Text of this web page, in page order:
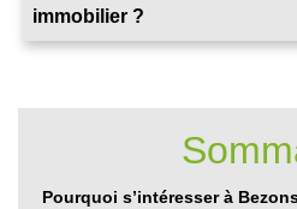
immobilier ?
Pourquoi s’intéresser à